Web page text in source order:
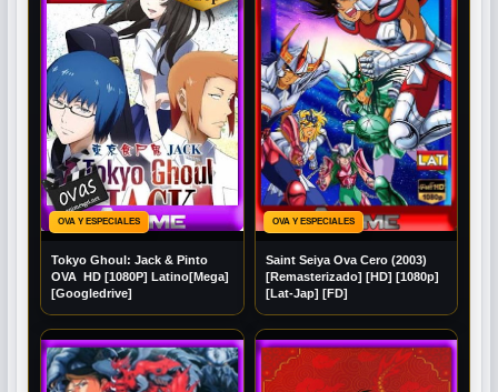
OVA Y ESPECIALES
Tokyo Ghoul: Jack & Pinto
OVA HD [1080P] Latino[Mega]
[Googledrive]
OVA Y ESPECIALES
Saint Seiya Ova Cero (2003)
[Remasterizado] [HD] [1080p]
[Lat-Jap] [FD]